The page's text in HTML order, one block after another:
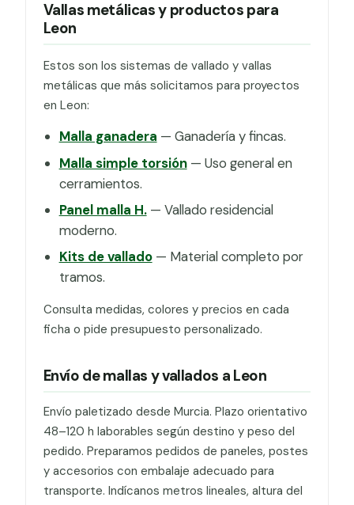
Vallas metálicas y productos para
Leon
Estos son los sistemas de vallado y vallas
metálicas que más solicitamos para proyectos
en Leon:
Malla ganadera — Ganadería y fincas.
Malla simple torsión— Uso general en
cerramientos.
Panel malla H.— Vallado residencial
moderno.
Kits de vallado— Material completo por
tramos.
Consulta medidas, colores y precios en cada
ficha o pide presupuesto personalizado.
Envío de mallas y vallados a Leon
Envío paletizado desde Murcia. Plazo orientativo
48–120 h laborables según destino y peso del
pedido. Preparamos pedidos de paneles, postes
y accesorios con embalaje adecuado para
transporte. Indícanos metros lineales, altura del